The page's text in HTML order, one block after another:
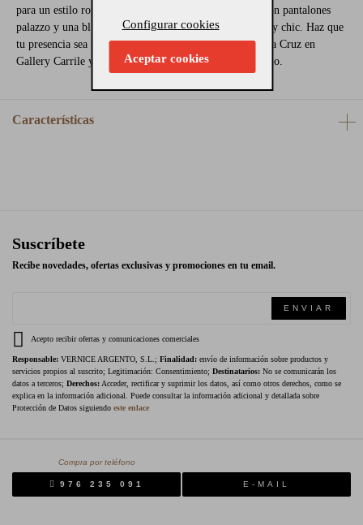
para un estilo romántico. Para un look diurno, únelas con pantalones
palazzo y una blusa holgada para un contraste moderno y chic. Haz que
tu presencia sea inolvidable. Descubre las Sandalias Lola Cruz en
Gallery Carrile y añade un destello de magia a tu armario.
Características
Suscríbete
Recibe novedades, ofertas exclusivas y promociones en tu email.
ENVIAR
Acepto recibir ofertas y comunicaciones comerciales
Responsable: VERNICE ARGENTO, S.L.; Finalidad: envío de información sobre productos y
servicios propios al suscrito; Legitimación: Consentimiento; Destinatarios: No se comunicarán los
datos a terceros; Derechos: Acceder, rectificar y suprimir los datos, así como otros derechos, como se
explica en la información adicional. Puede consultar la información adicional y detallada sobre
Protección de Datos siguiendo este enlace
Compra por teléfono
976 235 091 E-MAIL
Configurar cookies
Aceptar cookies